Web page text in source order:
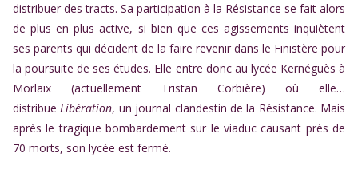
distribuer des tracts. Sa participation à la Résistance se fait alors
de plus en plus active, si bien que ces agissements inquiètent
ses parents qui décident de la faire revenir dans le Finistère pour
la poursuite de ses études. Elle entre donc au lycée Kernéguès à
Morlaix (actuellement Tristan Corbière) où elle…
distribueLibération, un journal clandestin de la Résistance. Mais
après le tragique bombardement sur le viaduc causant près de
70 morts, son lycée est fermé.